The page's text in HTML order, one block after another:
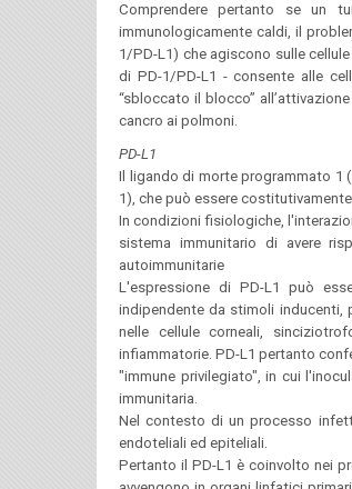
Comprendere pertanto se un
immunologicamente caldi, il
1/PD-L1) che agiscono sulle
di PD-1/PD-L1 - consente alle
“sbloccato il blocco”
cancro ai polmoni.
PD-L1
Il ligando di morte programmato 1
1), che può essere
In condizioni fisiologiche,
sistema immunitario di avere
autoimmunitarie
L'espressione di PD-L1 può
indipendente da stimoli inducenti,
nelle cellule corneali,
infiammatorie. PD-L1 pertanto
"immune privilegiato", in cui
immunitaria.
Nel contesto di un processo
endoteliali ed epiteliali.
Pertanto il PD-L1 è coinvolto nei